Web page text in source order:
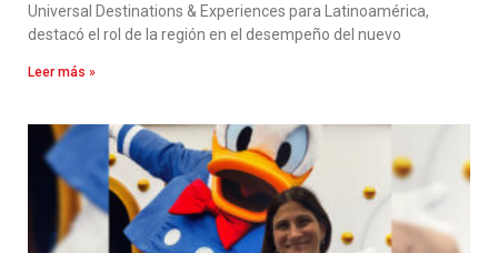
Universal Destinations & Experiences para Latinoamérica,
destacó el rol de la región en el desempeño del nuevo
Leer más »